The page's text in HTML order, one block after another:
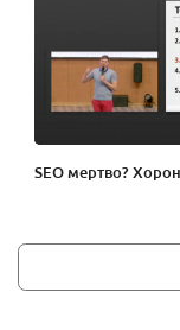
SEO мертво?